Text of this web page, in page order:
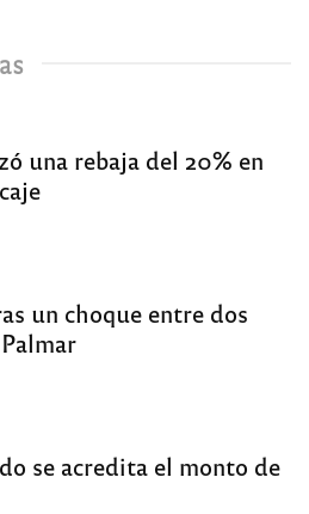
una rebaja del 20% en
un choque entre dos
se acredita el monto de